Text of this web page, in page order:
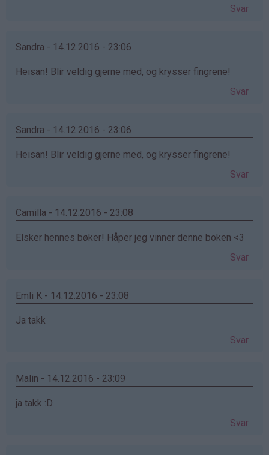
Svar
Sandra - 14.12.2016 - 23:06
Heisan! Blir veldig gjerne med, og krysser fingrene!
Svar
Sandra - 14.12.2016 - 23:06
Heisan! Blir veldig gjerne med, og krysser fingrene!
Svar
Camilla - 14.12.2016 - 23:08
Elsker hennes bøker! Håper jeg vinner denne boken <3
Svar
Emli K - 14.12.2016 - 23:08
Ja takk
Svar
Malin - 14.12.2016 - 23:09
ja takk :D
Svar